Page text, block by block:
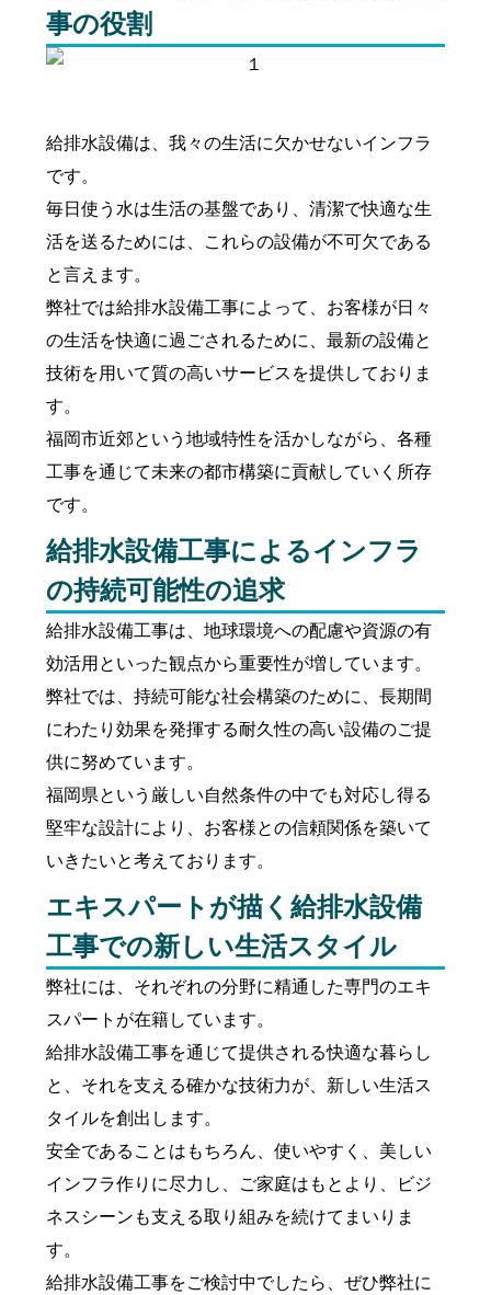
事の役割
給排水設備は、我々の生活に欠かせないインフラ
です。
毎日使う水は生活の基盤であり、清潔で快適な生
活を送るためには、これらの設備が不可欠である
と言えます。
弊社では給排水設備工事によって、お客様が日々
の生活を快適に過ごされるために、最新の設備と
技術を用いて質の高いサービスを提供しておりま
す。
福岡市近郊という地域特性を活かしながら、各種
工事を通じて未来の都市構築に貢献していく所存
です。
給排水設備工事によるインフラ
の持続可能性の追求
給排水設備工事は、地球環境への配慮や資源の有
効活用といった観点から重要性が増しています。
弊社では、持続可能な社会構築のために、長期間
にわたり効果を発揮する耐久性の高い設備のご提
供に努めています。
福岡県という厳しい自然条件の中でも対応し得る
堅牢な設計により、お客様との信頼関係を築いて
いきたいと考えております。
エキスパートが描く給排水設備
工事での新しい生活スタイル
弊社には、それぞれの分野に精通した専門のエキ
スパートが在籍しています。
給排水設備工事を通じて提供される快適な暮らし
と、それを支える確かな技術力が、新しい生活ス
タイルを創出します。
安全であることはもちろん、使いやすく、美しい
インフラ作りに尽力し、ご家庭はもとより、ビジ
ネスシーンも支える取り組みを続けてまいりま
す。
給排水設備工事をご検討中でしたら、ぜひ弊社に